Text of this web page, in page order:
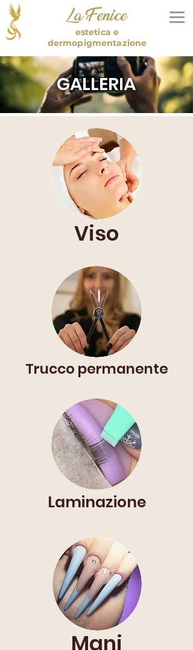
La Fenice
estetica e
dermopigmentazione
GALLERIA
Viso
Trucco permanente
Laminazione
Mani